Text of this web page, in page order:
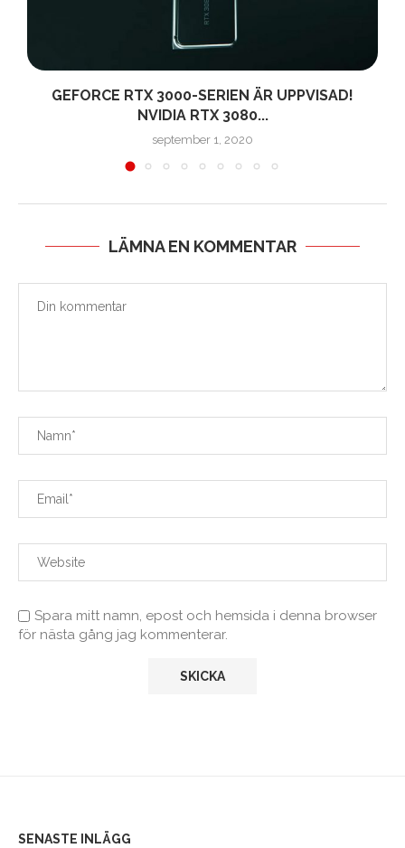
GEFORCE RTX 3000-SERIEN ÄR UPPVISAD!
NVIDIA RTX 3080...
september 1, 2020
LÄMNA EN KOMMENTAR
Spara mitt namn, epost och hemsida i denna browser
för nästa gång jag kommenterar.
SENASTE INLÄGG